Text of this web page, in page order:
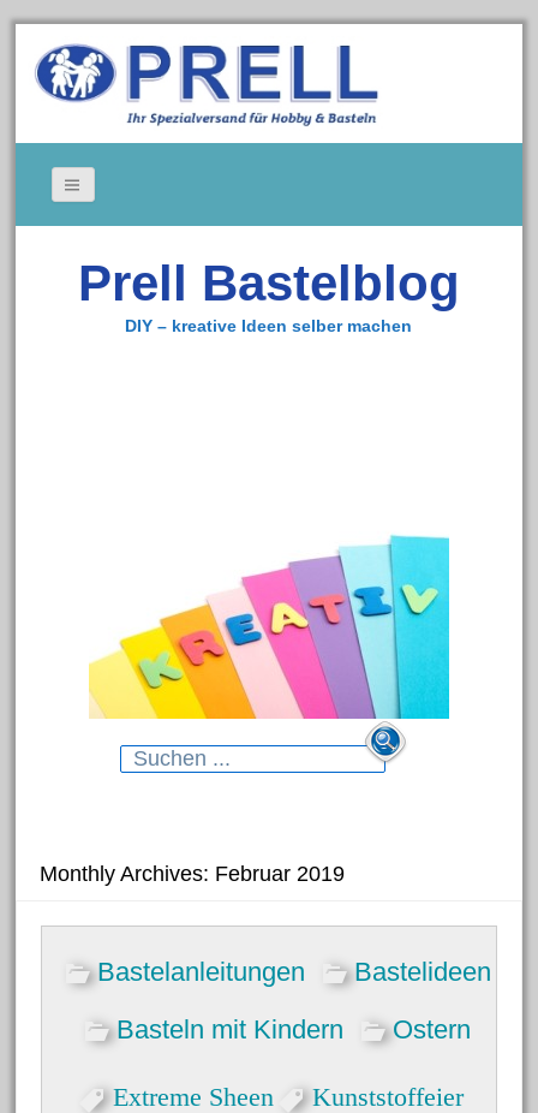
Gedeckte Tische
Kerzen
Prell Bastelblog
DIY – kreative Ideen selber machen
Search
Neueste Beiträge
Blumenhänger aus
Modelliermasse
Dekorative Schmelzgranulat-
Formen
Monthly Archives: Februar 2019
Bastelanleitungen
Bastelideen
Basteln mit Kindern
Ostern
Extreme Sheen Kunststoffeier